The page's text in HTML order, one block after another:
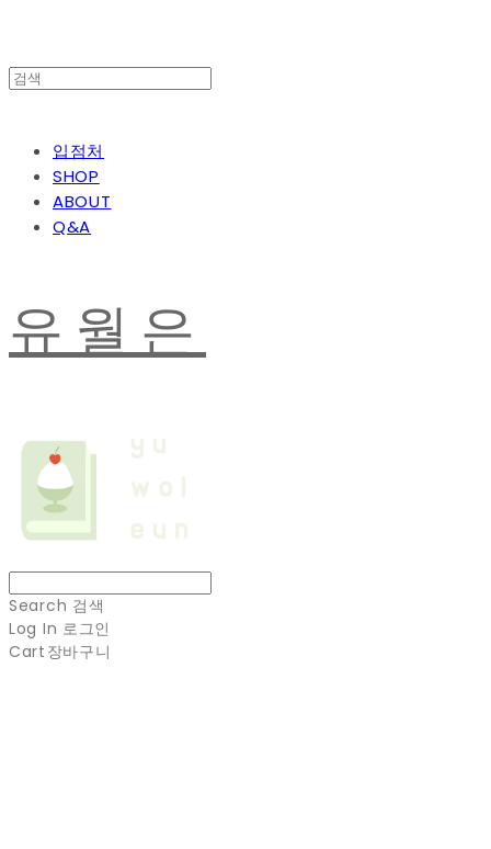
입점처
SHOP
ABOUT
Q&A
유월은
Search 검색
Log In 로그인
Cart 장바구니